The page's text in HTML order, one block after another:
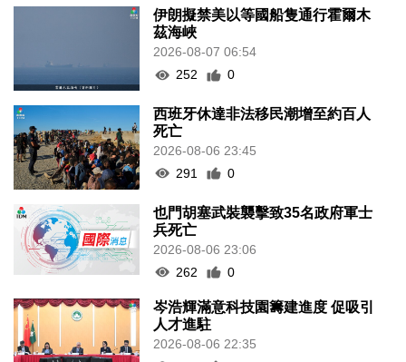
伊朗擬禁美以等國船隻通行霍爾木
茲海峽
2026-08-07 06:54
252
0
西班牙休達非法移民潮增至約百人
死亡
2026-08-06 23:45
291
0
也門胡塞武裝襲擊致35名政府軍士
兵死亡
2026-08-06 23:06
262
0
岑浩輝滿意科技園籌建進度 促吸引
人才進駐
2026-08-06 22:35